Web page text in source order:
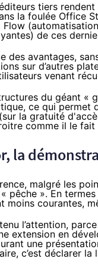
tiers
la foulée Office
de ces
des avantages,
sur d’autres
venant
du géant «
ce qui permet
la gratuité
comme il le fait
la
malgré les
pêche ». En
moins courantes,
l’attention,
extension en
une
c’est déclarer la